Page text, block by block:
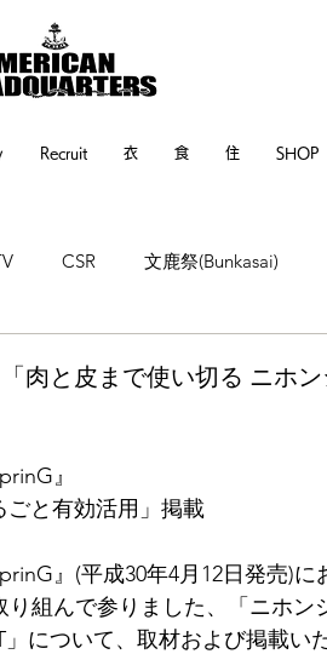
Recruit 衣 食 住 SHOP
CSR 文鹿祭(Bunkasai)
肉と皮まで使い切る ニホ
』
ごと有効活用」掲載
』(平成30年4月12日発売)に
組んで参りました、「ニホン
について、取材および掲載い